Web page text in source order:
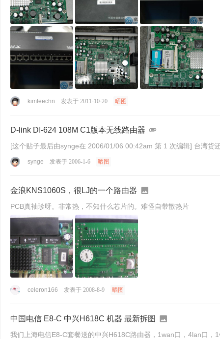
kimleechn 发表于 2011-10-20 晒图
D-link DI-624 108M C1版本无线路由器
[这个贴子最后由synge在 2006/
synge 发表于 2006-1-6 晒图
金浪KNS1060S，很LJ的一个路由器
PCB真袖珍呀。非常热，不知什么芯片的。难怪自带散热片
celeron166 发表于 2008-8-9 晒图
中国电信 E8-C 中兴H618C 机器 最新拆图
我们上海电信E8-C套餐送的中兴H618C路由器，1wan口，4lan口